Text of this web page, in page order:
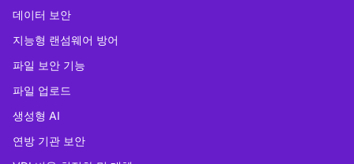
데이터 보안
지능형 랜섬웨어 방어
파일 보안 기능
파일 업로드
생성형 AI
연방 기관 보안